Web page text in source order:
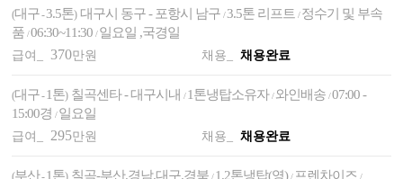
(대구-3.5톤) 대구시 동구 - 포항시 남구/3.5톤 리프트/ 정수기 및 부속
품/06:30~11:30/ 일요일 ,국경일
급여_ 370만원 채용_ 채용완료
(대구-1톤) 칠곡센타 - 대구시내/ 1톤냉탑소유자/ 와인배송/07:00 -
15:00경/ 일요일
급여_295만원 채용_ 채용완료
(부산-1톤) 칠곡-부산.경남.대구.경북/ 1.2톤냉탑(영)/ 프렌차이즈/